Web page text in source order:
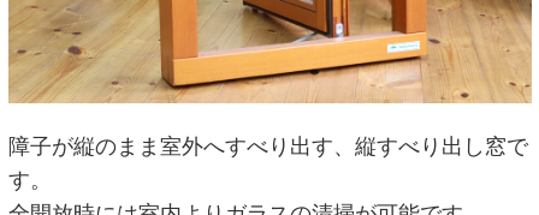
障子が縦のまま室外へすべり出す、縦すべり出し窓で
す。